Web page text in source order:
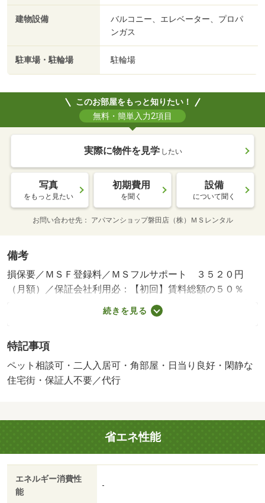
建物設備
バルコニー、エレベーター、プロパ
ンガス
駐車場・駐輪場 駐輪場
このお部屋をもっと知りたい！
無料・簡単入力2項目
実際に物件を見学 したい
写真
をもっと見たい
初期費用
を聞く
設備
について聞く
お問い合わせ先 アパマンショップ磐田店（株）ＭＳレンタル
備考
損保要／ＭＳＦ登録料／ＭＳフルサポート ３５２０円
（月額）／保証会社利用必：【初回】賃料総額の５０％
（最低保証料２０，０００円） 【更新】なし 【月額】
賃料総額の１．５％（最低保証料５００円）【口振手数
／［退去時費用 修繕費（２ヶ月）：９２，０００円※故
意・過失等別途実費］【ペット飼育時】礼金＋１ヵ月＆賃
料＋２，０００円／匹 ※２匹まで 保証会社：オリコフ
陽当り良好／シューズボックス／南向き／角住戸／温水洗
浄便座／エレベーター／洗面所独立／洗面化粧台／駐輪場
／押入／礼金不要／閑静な住宅地／敷金不要／ペット相談
／駐車場１台無料／全居室洋室／保証人不要／二人入居相
談／ガスレンジ付／浴室に窓／２駅利用可／敷地内ごみ置
き場／平面駐車場／ＬＤＫ１２畳以上／全居室６畳以上／
続きを見る
特記事項
ペット相談可・二人入居可・角部屋・日当り良好・閑静な
住宅街・保証人不要／代行
省エネ性能
エネルギー消費性
能
-